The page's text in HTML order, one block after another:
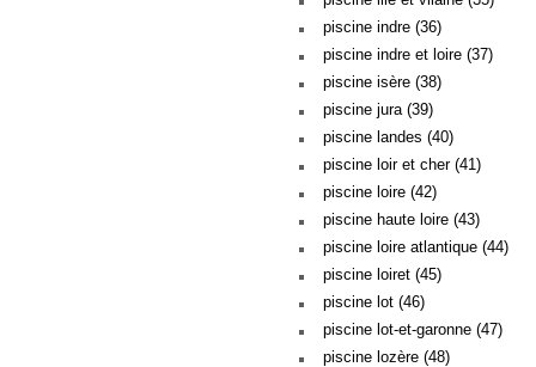
piscine indre (36)
piscine indre et loire (37)
piscine isère (38)
piscine jura (39)
piscine landes (40)
piscine loir et cher (41)
piscine loire (42)
piscine haute loire (43)
piscine loire atlantique (44)
piscine loiret (45)
piscine lot (46)
piscine lot-et-garonne (47)
piscine lozère (48)